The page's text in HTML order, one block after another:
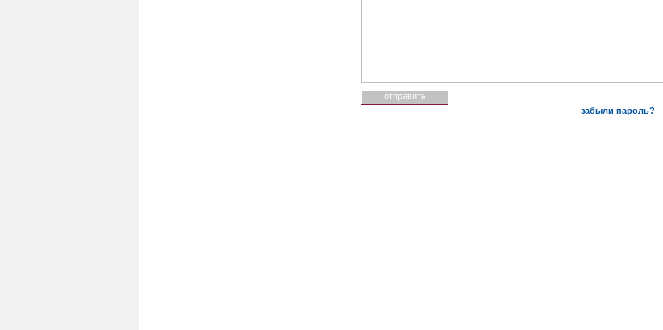
забыли пароль?